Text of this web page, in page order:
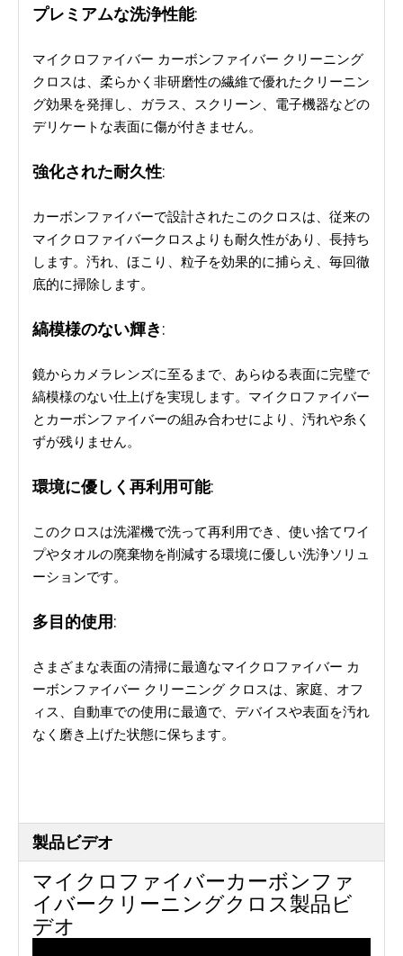
プレミアムな洗浄性能:
マイクロファイバー カーボンファイバー クリーニング
クロスは、柔らかく非研磨性の繊維で優れたクリーニン
グ効果を発揮し、ガラス、スクリーン、電子機器などの
デリケートな表面に傷が付きません。
強化された耐久性:
カーボンファイバーで設計されたこのクロスは、従来の
マイクロファイバークロスよりも耐久性があり、長持ち
します。汚れ、ほこり、粒子を効果的に捕らえ、毎回徹
底的に掃除します。
縞模様のな​​い輝き :
鏡からカメラレンズに至るまで、あらゆる表面に完璧で
縞模様のな​​い仕上げを実現します。マイクロファイバー
とカーボンファイバーの組み合わせにより、汚れや糸く
ずが残りません。
環境に優しく再利用可能:
このクロスは洗濯機で洗って再利用でき、使い捨てワイ
プやタオルの廃棄物を削減する環境に優しい洗浄ソリュ
ーションです。
多目的使用 :
さまざまな表面の清掃に最適なマイクロファイバー カ
ーボンファイバー クリーニング クロスは、家庭、オフ
ィス、自動車での使用に最適で、デバイスや表面を汚れ
なく磨き上げた状態に保ちます。
製品ビデオ
マイクロファイバーカーボンファ
イバークリーニングクロス製品ビ
デオ